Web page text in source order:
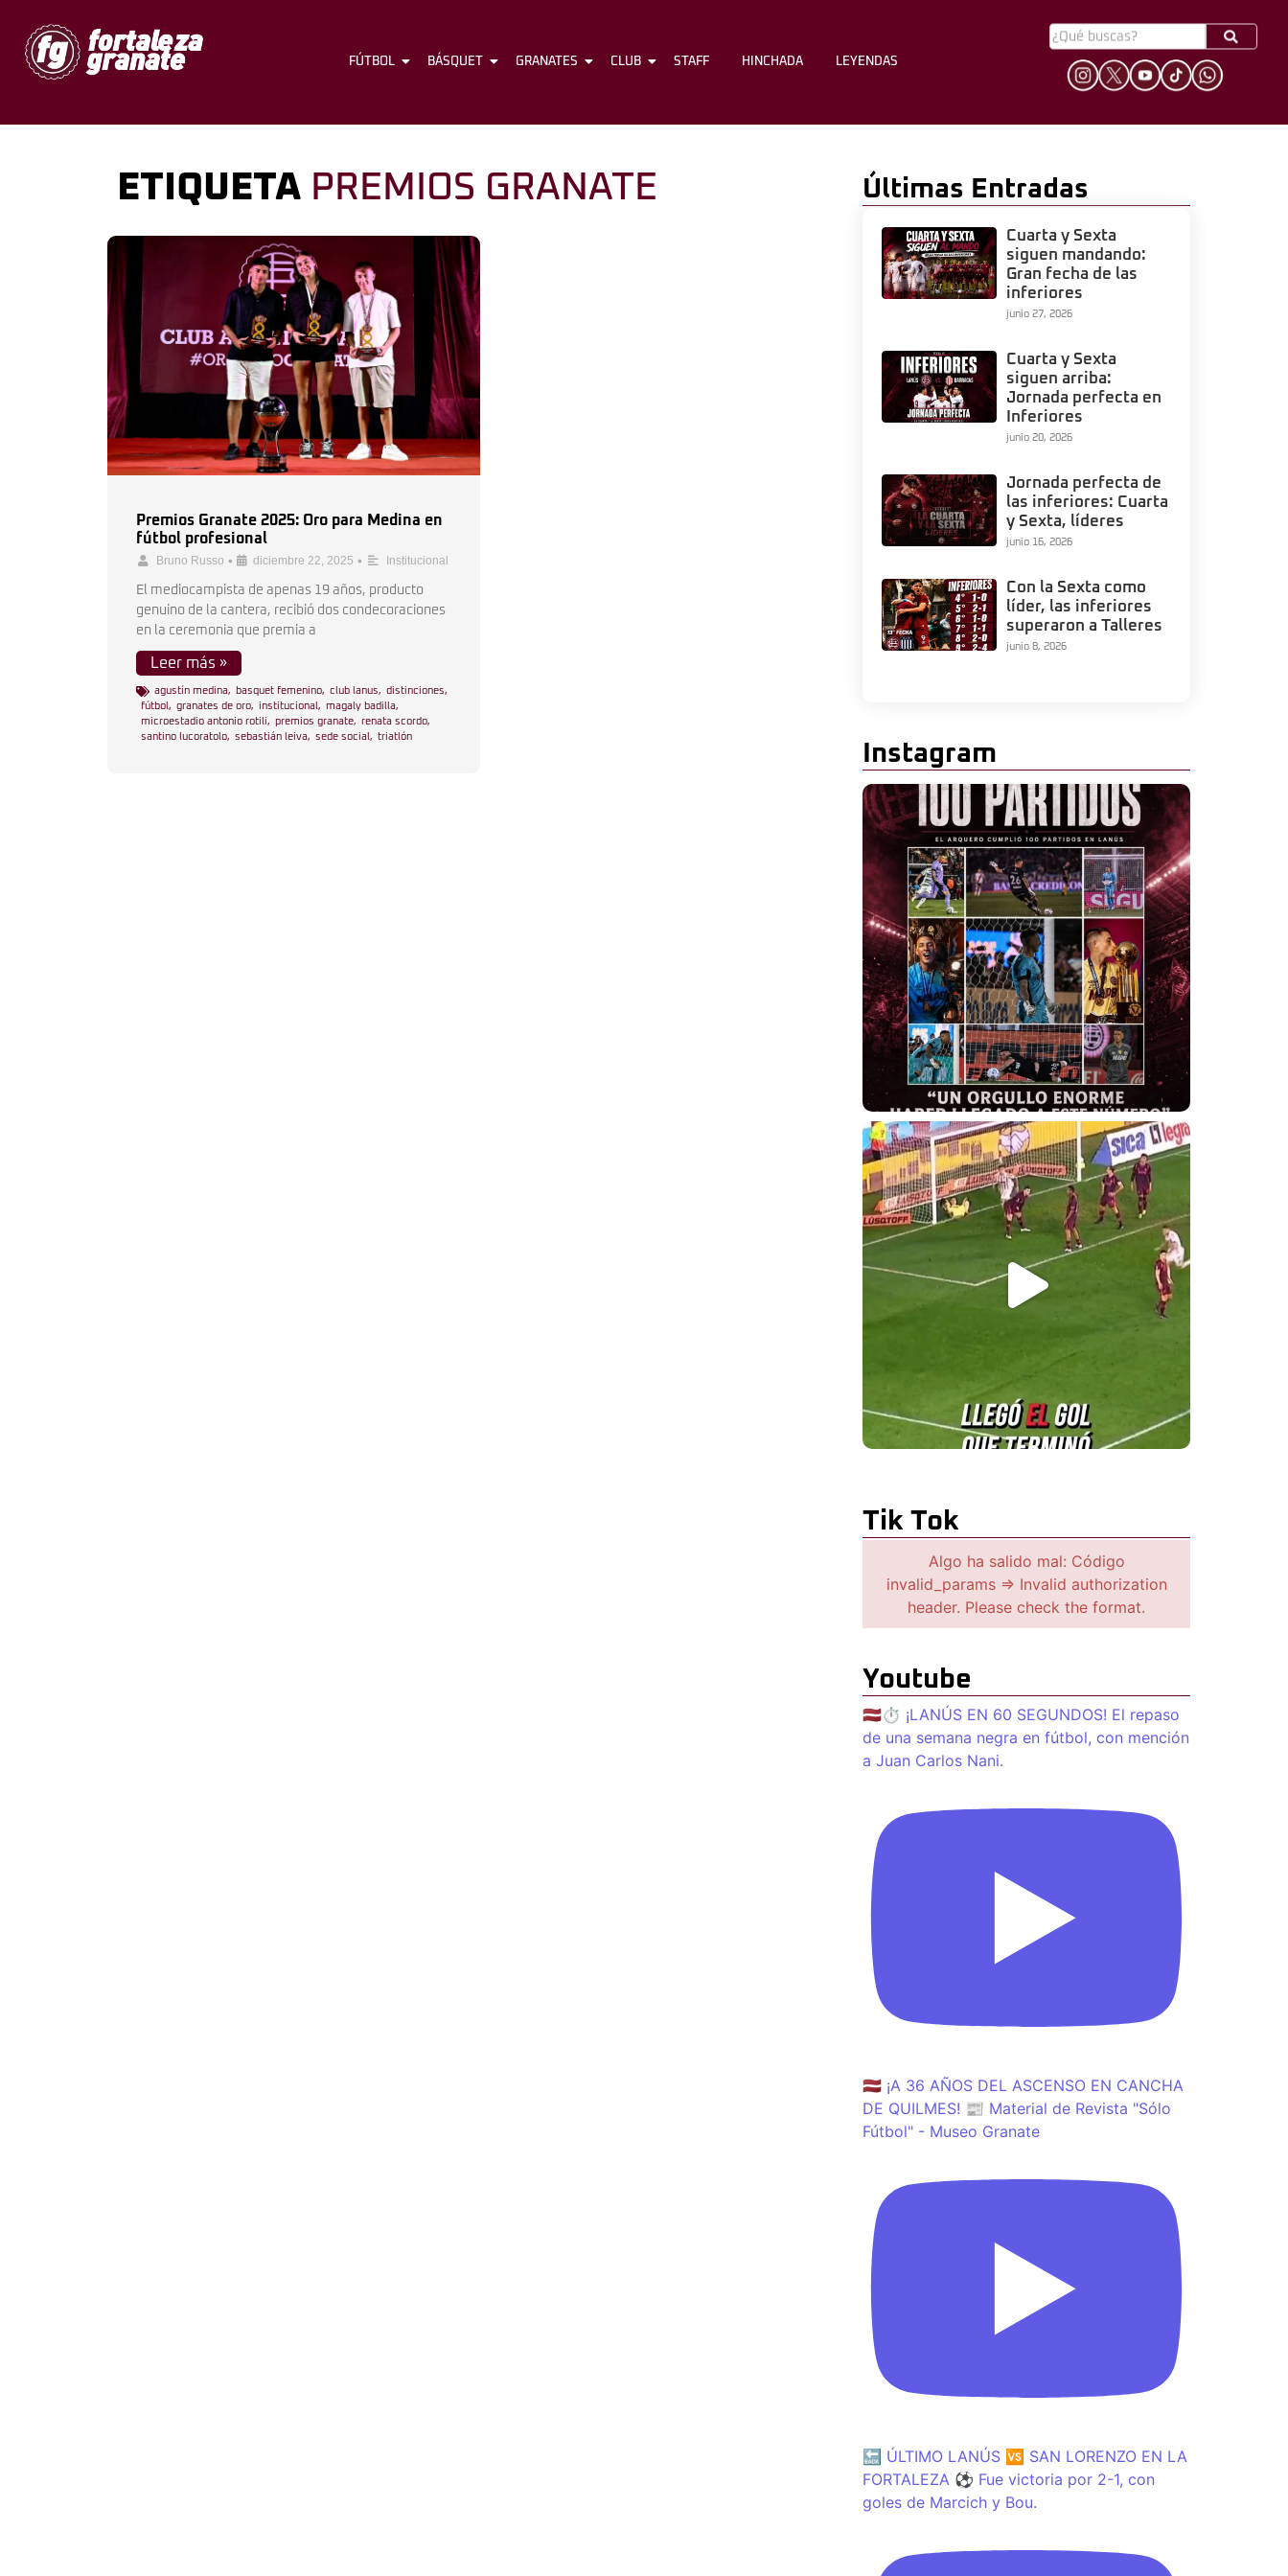
FÚTBOL BÁSQUET GRANATES CLUB STAFF HINCHADA
FÚTBOL BÁSQUET GRANATES CLUB STAFF HINCHADA LEYENDAS
ETIQUETA PREMIOS GRANATE
Premios Granate 2025: Oro para Medina en
fútbol profesional
Bruno Russo • diciembre 22, 2025 • Institucional
El mediocampista de apenas 19 años, producto
genuino de la cantera, recibió dos condecoraciones
en la ceremonia que premia a
Leer más »
agustín medina, basquet femenino, club lanus, distinciones,
fútbol , granates de oro, institucional , magaly badilla,
microestadio antonio rotili, premios granate, renata scordo,
santino lucoratolo, sebastián leiva, sede social , triatlón
Últimas Entradas
Cuarta y Sexta
siguen mandando:
Gran fecha de las
inferiores
junio 27, 2026
Cuarta y Sexta
siguen arriba:
Jornada perfecta en
Inferiores
junio 20, 2026
Jornada perfecta de
las inferiores: Cuarta
y Sexta, líderes
junio 16, 2026
Con la Sexta como
líder, las inferiores
superaron a Talleres
junio 8, 2026
Instagram
Tik Tok
Algo ha salido mal: Código
invalid_params => Invalid authorization
header. Please check the format.
Youtube
🇱🇻⏱️ ¡LANÚS EN 60 SEGUNDOS! El repaso
de una semana negra en fútbol, con mención
a Juan Carlos Nani.
🇱🇻 ¡A 36 AÑOS DEL ASCENSO EN CANCHA
DE QUILMES! 📰 Material de Revista "Sólo
Fútbol" - Museo Granate
🔙 ÚLTIMO LANÚS 🆚 SAN LORENZO EN LA
FORTALEZA ⚽️ Fue victoria por 2-1, con
goles de Marcich y Bou.